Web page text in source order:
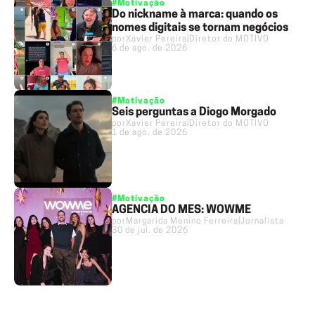
#Motivação
Do nickname à marca: quando os
nomes digitais se tornam negócios
porXavier Pereira Diretor do MOTIVO
6 de ago. de 2026
#Motivação
Seis perguntas a Diogo Morgado
porXavier Pereira Diretor do MOTIVO
1 de ago. de 2026
#Motivação
AGÊNCIA DO MÊS: WOWME
por Margarida Menino Ferreira Jornalista
30 de jul. de 2026